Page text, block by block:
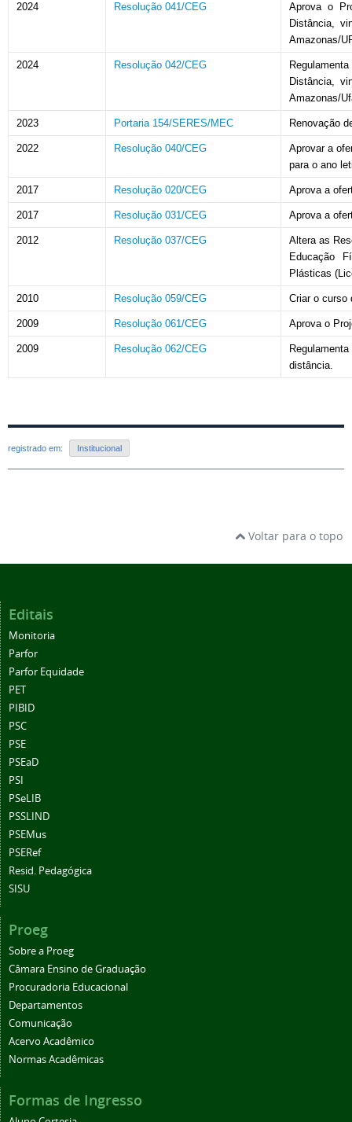
2024 Resolução 041/CEG
Aprova o
Distância,
Amazonas/
2024 Resolução 042/CEG
Distância,
Amazonas/
2023 Portaria 154/SERES/MEC Renovação
2022 Resolução 040/CEG
Aprovar a
para o ano
2017 Resolução 020/CEG Aprova a
2017 Resolução 031/CEG Aprova a
2012 Resolução 037/CEG
Altera as
Educação
Plásticas
2010 Resolução 059/CEG Criar o curso
2009 Resolução 061/CEG Aprova o
2009 Resolução 062/CEG
distância.
registrado em: Institucional
Voltar para o topo
Editais
Monitoria
Parfor
Parfor Equidade
PET
PIBID
PSC
PSE
PSEaD
PSI
PSeLIB
PSSLIND
PSEMus
PSERef
Resid. Pedagógica
SISU
Proeg
Sobre a Proeg
Câmara Ensino de Graduação
Procuradoria Educacional
Departamentos
Comunicação
Acervo Acadêmico
Normas Acadêmicas
Formas de Ingresso